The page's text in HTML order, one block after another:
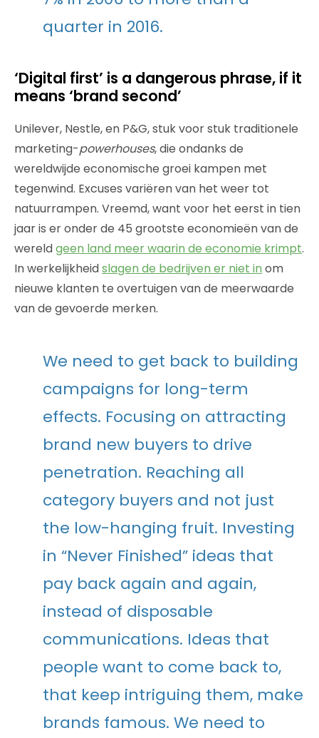
quarter in 2016.
‘Digital first’ is a dangerous phrase, if it
means ‘brand second’
Unilever, Nestle, en P&G, stuk voor stuk traditionele
marketing-powerhouses, die ondanks de
wereldwijde economische groei kampen met
tegenwind. Excuses variëren van het weer tot
natuurrampen. Vreemd, want voor het eerst in tien
jaar is er onder de 45 grootste economieën van de
wereldgeen land meer waarin de economie krimpt.
In werkelijkheidslagen de bedrijven er niet in om
nieuwe klanten te overtuigen van de meerwaarde
van de gevoerde merken.
We need to get back to building
campaigns for long-term
effects. Focusing on attracting
brand new buyers to drive
penetration. Reaching all
category buyers and not just
the low-hanging fruit. Investing
in “Never Finished” ideas that
pay back again and again,
instead of disposable
communications. Ideas that
people want to come back to,
that keep intriguing them, make
brands famous. We need to